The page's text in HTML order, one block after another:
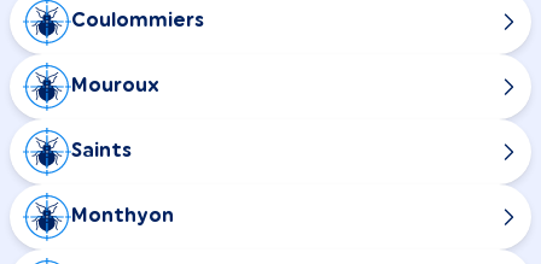
Coulommiers
Mouroux
Saints
Monthyon